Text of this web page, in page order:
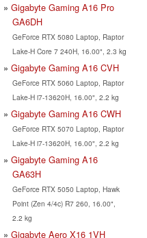
Gigabyte Gaming A16 Pro
GA6DH
GeForce RTX 5080 Laptop, Raptor
Lake-H Core 7 240H, 16.00", 2.3 kg
Gigabyte Gaming A16 CVH
GeForce RTX 5060 Laptop, Raptor
Lake-H i7-13620H, 16.00", 2.2 kg
Gigabyte Gaming A16 CWH
GeForce RTX 5070 Laptop, Raptor
Lake-H i7-13620H, 16.00", 2.2 kg
Gigabyte Gaming A16
GA63H
GeForce RTX 5050 Laptop, Hawk
Point (Zen 4/4c) R7 260, 16.00",
2.2 kg
Gigabyte Aero X16 1VH